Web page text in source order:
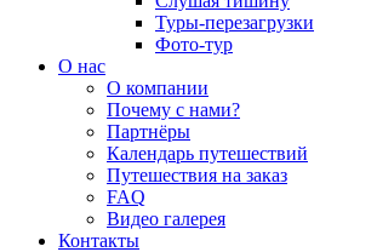
Туры-перезагрузки
Фото-тур
О нас
О компании
Почему с нами?
Партнёры
Календарь путешествий
Путешествия на заказ
FAQ
Видео галерея
Контакты